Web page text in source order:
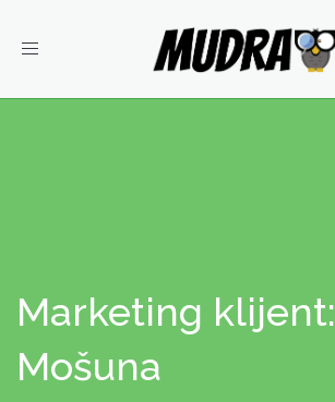
Toggle
Marketing klijent:
Mošuna